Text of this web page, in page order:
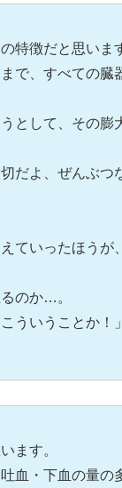
特徴だと思いま
で、すべての臓
として、その膨
だよ、ぜんぶつ
ていったほう
のか…。
ういうことか！
ます。
血・下血の量の